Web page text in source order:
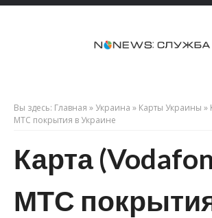
Вы здесь: Главная » Украина » Карты Украины »
МТС покрытия в Украине
Карта
МТС